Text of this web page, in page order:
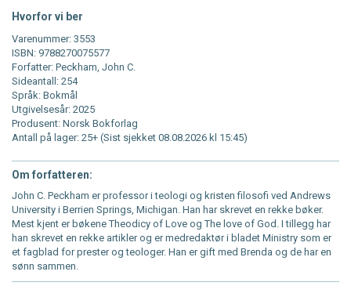
Hvorfor vi ber
Varenummer: 3553
ISBN: 9788270075577
Forfatter: Peckham, John C.
Sideantall: 254
Språk: Bokmål
Utgivelsesår: 2025
Produsent: Norsk Bokforlag
Antall på lager: 25+ (Sist sjekket 08.08.2026 kl 15:45)
Om forfatteren:
John C. Peckham er professor i teologi og kristen filosofi ved Andrews
University i Berrien Springs, Michigan. Han har skrevet en rekke bøker.
Mest kjent er bøkene Theodicy of Love og The love of God. I tillegg har
han skrevet en rekke artikler og er medredaktør i bladet Ministry som er
et fagblad for prester og teologer. Han er gift med Brenda og de har en
sønn sammen.